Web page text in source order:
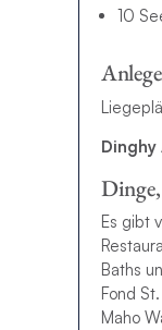
10
Dinghy
Es gibt
Baths
Fond
Maho